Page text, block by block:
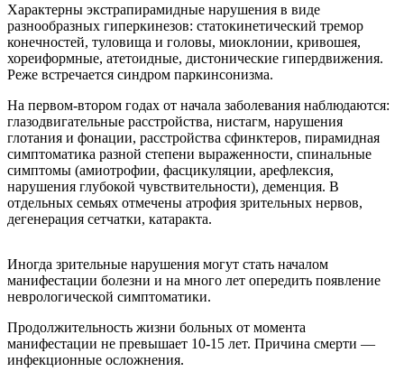
Характерны экстрапирамидные нарушения в виде
разнообразных гиперкинезов: статокинетический тремор
конечностей, туловища и головы, миоклонии, кривошея,
хореиформные, атетоидные, дистонические гипердвижения.
Реже встречается синдром паркинсонизма.
На первом-втором годах от начала заболевания наблюдаются:
глазодвигательные расстройства, нистагм, нарушения
глотания и фонации, расстройства сфинктеров, пирамидная
симптоматика разной степени выраженности, спинальные
симптомы (амиотрофии, фасцикуляции, арефлексия,
нарушения глубокой чувствительности), деменция. В
отдельных семьях отмечены атрофия зрительных нервов,
дегенерация сетчатки, катаракта.
Иногда зрительные нарушения могут стать началом
манифестации болезни и на много лет опередить появление
неврологической симптоматики.
Продолжительность жизни больных от момента
манифестации не превышает 10-15 лет. Причина смерти —
инфекционные осложнения.